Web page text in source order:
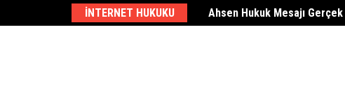
to
INTERNET HUKUKU Ahsen Hukuk Mesajı